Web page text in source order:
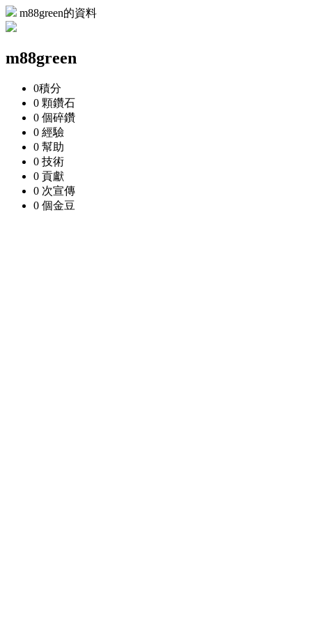
m88green的資料
m88green
0積分
0 顆鑽石
0 個碎鑽
0 經驗
0 幫助
0 技術
0 貢獻
0 次宣傳
0 個金豆